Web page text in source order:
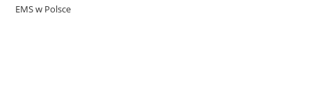
EMS w Polsce